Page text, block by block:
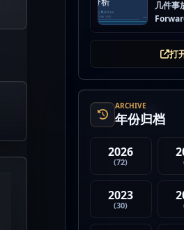
几件事
非法
打
ARCHIVE
年份归档
2026
(72)
2023
(30)